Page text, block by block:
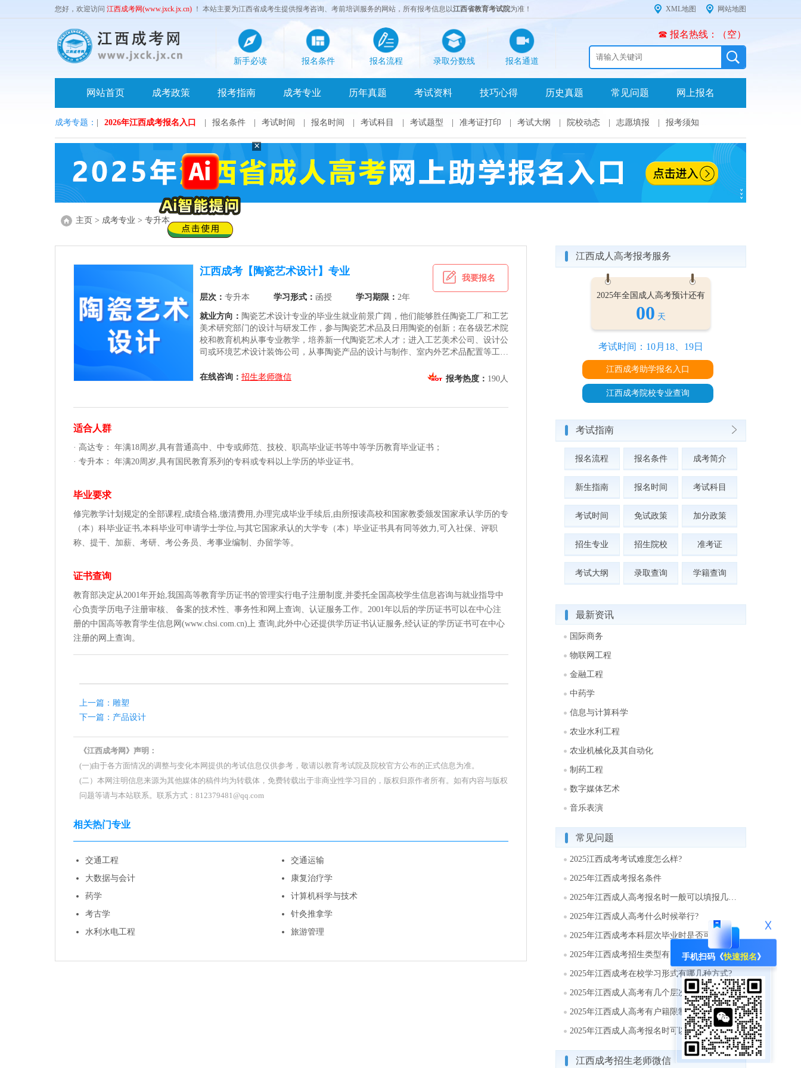
您好，欢迎访问 江西成考网(www.jxck.jx.cn) ！ 本站主要为江西省成考生提供报考咨询、考前培训服务的网站，所有报考信息以江西省教育考试院为准！ 网站地图
XML地图
新手必读 报名条件 报名流程 录取分数线 报名通道
☎ 报名热线：（空）
网站首页 成考政策 报考指南 成考专业 历年真题 考试资料 技巧心得 历史真题 常见问题 网上报名
成考专题： 2026年江西成考报名入口 报名条件 考试时间 报名时间 考试科目 考试题型 准考证打印 考试大纲 院校动态 志愿填报 报考须知
主页 > 成考专业 > 专升本
江西成考【陶瓷艺术设计】专业
层次： 专升本 学习形式： 函授 学习期限： 2年
就业方向： 陶瓷艺术设计专业的毕业生就业前景广阔，他们能够胜任陶瓷工厂和工艺
美术研究部门的设计与研发工作，参与陶瓷艺术品及日用陶瓷的创新；在各级艺术院
校和教育机构从事专业教学，培养新一代陶瓷艺术人才；进入工艺美术公司、设计公
司或环境艺术设计装饰公司，从事陶瓷产品的设计与制作、室内外艺术品配置等工
体平台分享陶艺知识与作品，开拓线上市场。随着个性化消费与文化传承意识的增
报考热度： 190人
在线咨询： 招生老师微信
我要报名
适合人群
· 高达专： 年满18周岁,具有普通高中、中专或师范、技校、职高毕业证书等中等学历教育毕业证书；
· 专升本： 年满20周岁,具有国民教育系列的专科或专科以上学历的毕业证书。
毕业要求
修完教学计划规定的全部课程,成绩合格,缴清费用,办理完成毕业手续后,由所报读高校和国家教委颁发国家承认学历的专
（本）科毕业证书,本科毕业可申请学士学位,与其它国家承认的大学专（本）毕业证书具有同等效力,可入社保、评职
称、提干、加薪、考研、考公务员、考事业编制、办留学等。
证书查询
教育部决定从2001年开始,我国高等教育学历证书的管理实行电子注册制度,并委托全国高校学生信息咨询与就业指导中
心负责学历电子注册审核、 备案的技术性、事务性和网上查询、认证服务工作。2001年以后的学历证书可以在中心注
册的中国高等教育学生信息网(www.chsi.com.cn)上 查询,此外中心还提供学历证书认证服务,经认证的学历证书可在中心
注册的网上查询。
上一篇：雕塑
下一篇：产品设计
《江西成考网》声明：
(一)由于各方面情况的调整与变化本网提供的考试信息仅供参考，敬请以教育考试院及院校官方公布的正式信息为准。
(二）本网注明信息来源为其他媒体的稿件均为转载体，免费转载出于非商业性学习目的，版权归原作者所有。如有内容与版权
问题等请与本站联系。联系方式：812379481@qq.com
相关热门专业
交通工程
交通运输
大数据与会计
康复治疗学
药学
计算机科学与技术
考古学
针灸推拿学
水利水电工程
旅游管理
江西成人高考报考服务
2025年全国成人高考预计还有
00 天
考试时间：10月18、19日
江西成考助学报名入口
江西成考院校专业查询
考试指南
报名流程 报名条件 成考简介
新生指南 报名时间 考试科目
考试时间 免试政策 加分政策
招生专业 招生院校 准考证
考试大纲 录取查询 学籍查询
最新资讯
国际商务
物联网工程
金融工程
中药学
信息与计算科学
农业水利工程
农业机械化及其自动化
制药工程
数字媒体艺术
音乐表演
常见问题
2025江西成考考试难度怎么样?
2025年江西成考报名条件
2025年江西成人高考报名时一般可以填报几个志愿?
2025年江西成人高考什么时候举行?
2025年江西成考本科层次毕业时是否可以取得学士学位?
2025年江西成考招生类型有哪些?
2025年江西成考在校学习形式有哪几种方式?
2025年江西成人高考有几个层次?
2025年江西成人高考有户籍限制吗?
2025年江西成人高考报名时可以填报几个志愿?
江西成考招生老师微信
手机扫码《快速报名》